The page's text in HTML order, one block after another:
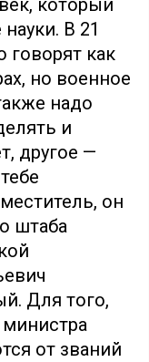
который
В 21
говорят как
но военное
надо
и
другое —
он
штаба
Для того,
министра
от званий